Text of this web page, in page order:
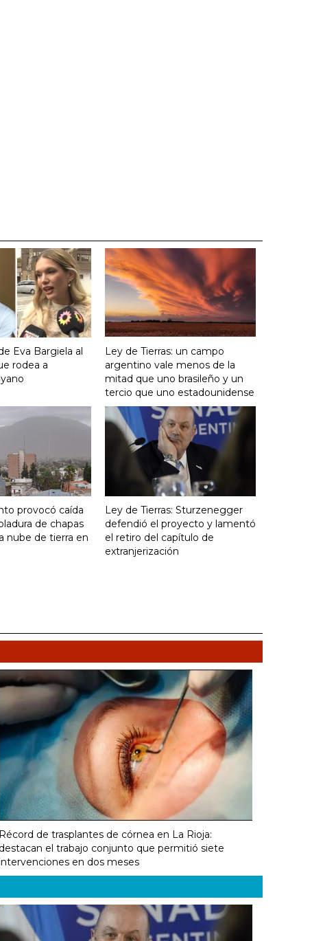
Eva Bargiela al
rodea a
Ley de Tierras: un campo
argentino vale menos de la
mitad que uno brasileño y un
tercio que uno estadounidense
provocó caída
de chapas
nube de tierra en
Ley de Tierras: Sturzenegger
defendió el proyecto y lamentó
el retiro del capítulo de
extranjerización
Récord de trasplantes de córnea en La Rioja:
destacan el trabajo conjunto que permitió siete
en dos meses